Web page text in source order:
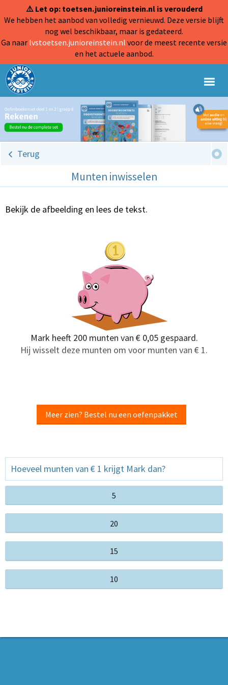
⚠️ Let op: toetsen.junioreinstein.nl is verouderd
We hebben het aanbod van volledig vernieuwd. Deze versie blijft
nog wel beschikbaar, maar is gedateerd.
Ga naar lvstoetsen.junioreinstein.nl voor de meest recente versie
en het actuele aanbod.
Terug
Munten inwisselen
Bekijk de afbeelding en lees de tekst.
Mark heeft 200 munten van € 0,05 gespaard.
Hij wisselt deze munten om voor munten van € 1.
Meer zien? Bestel nu een oefenpakket
Hoeveel munten van € 1 krijgt Mark dan?
5
20
15
10